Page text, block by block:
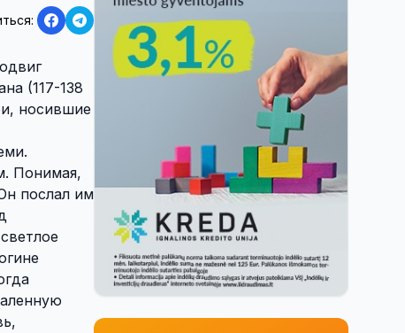
(117-138
носившие
Понимая,
послал им